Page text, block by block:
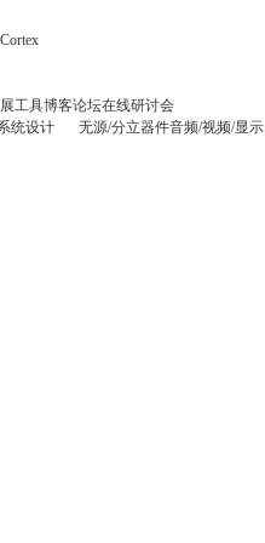
Cortex
工具博客论坛在线研讨会
统设计
无源/分立器件音频/视频/显示